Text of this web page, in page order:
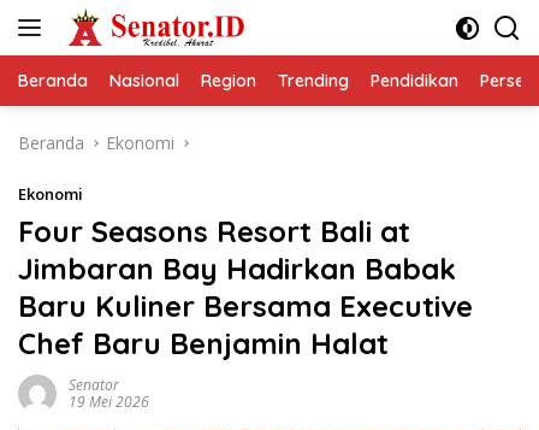
Beranda Nasional Region Trending Pendidikan
Beranda Ekonomi
Ekonomi
Four Seasons Resort Bali at
Jimbaran Bay Hadirkan Babak
Baru Kuliner Bersama Executive
Chef Baru Benjamin Halat
Senator
19 Mei 2026